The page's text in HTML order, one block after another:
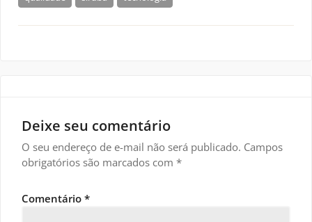
Deixe seu comentário
O seu endereço de e-mail não será publicado. Campos
obrigatórios são marcados com *
Comentário *